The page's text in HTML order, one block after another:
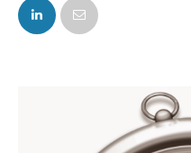
FACEBOOK